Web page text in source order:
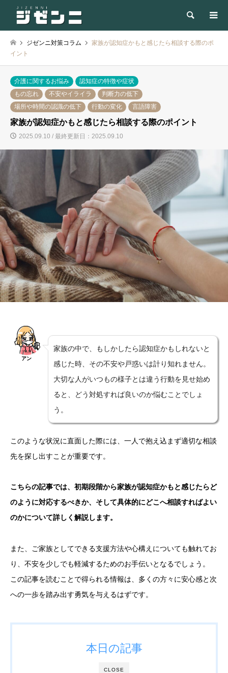
検索
ジゼンニ対策コラム
家族が認知症かもと感じたら相談する際のポ
イント
介護に関するお悩み
認知症の特徴や症状
もの忘れ
不安やイライラ
判断力の低下
場所や時間の認識の低下
行動の変化 言語障害
家族が認知症かもと感じたら相談する際のポイント
2025.09.10 / 最終更新日：2025.09.10
アン
家族の中で、もしかしたら認知症かもしれないと
感じた時、その不安や戸惑いは計り知れません。
大切な人がいつもの様子とは違う行動を見せ始め
ると、どう対処すれば良いのか悩むことでしょ
う。
このような状況に直面した際には、一人で抱え込まず適切な相談
先を探し出すことが重要です。
こちらの記事では、初期段階から家族が認知症かもと感じたらど
のように対応するべきか、そして具体的にどこへ相談すればよい
のかについて詳しく解説します。
また、ご家族としてできる支援方法や心構えについても触れてお
り、不安を少しでも軽減するためのお手伝いとなるでしょう。
この記事を読むことで得られる情報は、多くの方々に安心感と次
への一歩を踏み出す勇気を与えるはずです。
CLOSE
本日の記事